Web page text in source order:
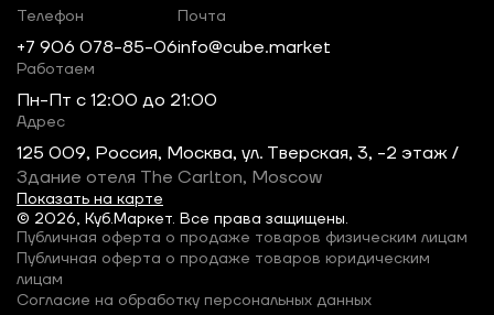
© 2026, Куб.Маркет. Все права защищены.
Телефон
+7 906 078-85-06
Почта
info@cube.market
Работаем
Пн-Пт c 12:00 до 21:00
Адрес
125 009, Россия, Москва, ул. Тверская, 3, -2 этаж /
Здание отеля The Carlton, Moscow
Показать на карте
Публичная оферта о продаже товаров физическим лицам
Публичная оферта о продаже товаров юридическим
лицам
Согласие на обработку персональных данных